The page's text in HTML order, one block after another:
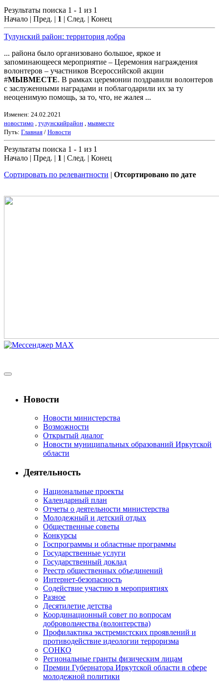
Результаты поиска 1 - 1 из 1
Начало | Пред. | 1 | След. | Конец
Тулунский район: территория добра
... района было организовано большое, яркое и
запоминающееся мероприятие – Церемония награждения
волонтеров – участников Всероссийской акции
#МЫВМЕСТЕ. В рамках церемонии поздравили волонтеров
с заслуженными наградами и поблагодарили их за ту
неоценимую помощь, за то, что, не жалея ...
Изменен: 24.02.2021
новостимо
тулунскийрайон мывместе
Путь: Главная / Новости
Результаты поиска 1 - 1 из 1
Начало | Пред. | 1 | След. | Конец
Сортировать по релевантности | Отсортировано по дате
Новости
Новости министерства
Возможности
Открытый диалог
Новости муниципальных образований Иркутской
области
Деятельность
Национальные проекты
Календарный план
Отчеты о деятельности министерства
Молодежный и детский отдых
Общественные советы
Конкурсы
Госпрограммы и областные программы
Государственные услуги
Государственный доклад
Реестр общественных объединений
Интернет-безопасность
Содействие участию в мероприятиях
Разное
Десятилетие детства
Координационный совет по вопросам
добровольчества (волонтерства)
Профилактика экстремистских проявлений и
противодействие идеологии терроризма
СОНКО
Региональные гранты физическим лицам
Премии Губернатора Иркутской области в сфере
молодежной политики